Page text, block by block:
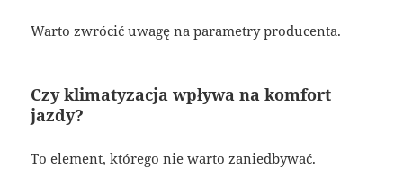
Warto zwrócić uwagę na parametry producenta.
Czy klimatyzacja wpływa na komfort
jazdy?
To element, którego nie warto zaniedbywać.